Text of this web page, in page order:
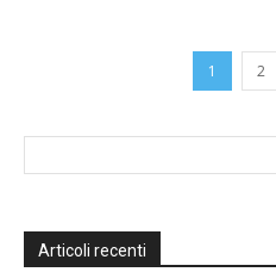
1 2
Articoli recenti